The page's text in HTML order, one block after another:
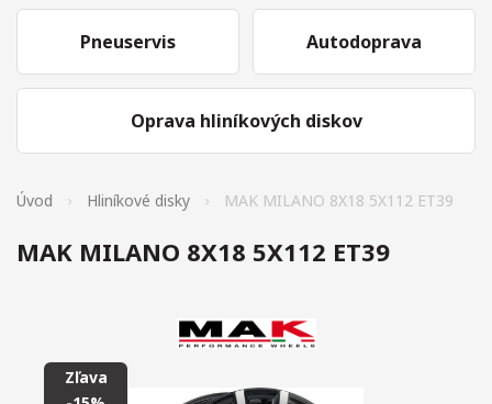
Pneuservis
Oprava hliníkových diskov
Autodoprava
Úvod Hliníkové disky MAK MILANO 8X18 5X112 ET39
MAK MILANO 8X18 5X112 ET39
Zľava